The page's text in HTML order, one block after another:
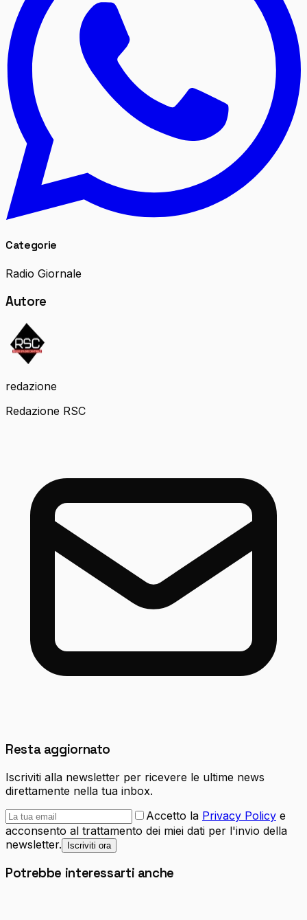
Categorie
Radio Giornale
Autore
redazione
Redazione RSC
Resta aggiornato
Iscriviti alla newsletter per ricevere le ultime news
direttamente nella tua inbox.
Accetto la Privacy Policy e
acconsento al trattamento dei miei dati per l'invio della
newsletter.
Iscriviti ora
Potrebbe interessarti anche